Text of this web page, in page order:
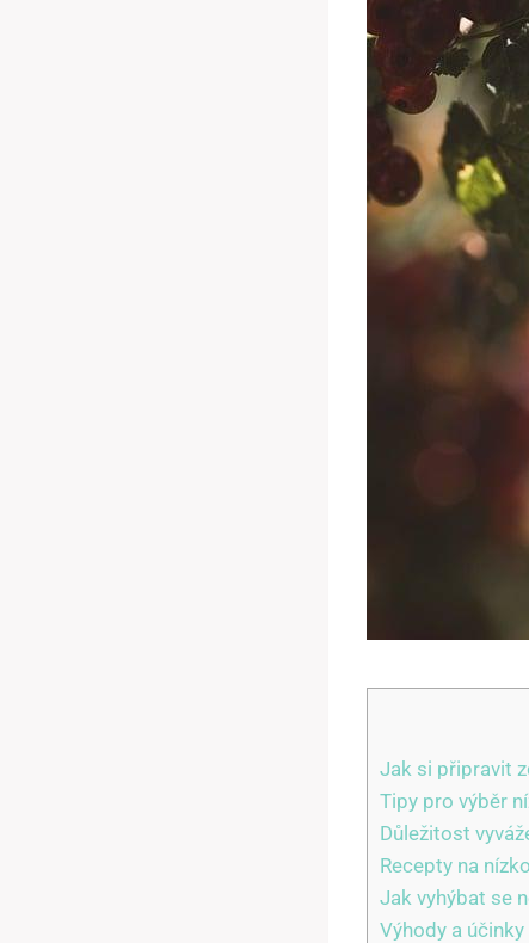
Jak si připravit
Tipy pro výběr
Důležitost
Recepty na
Jak vyhýbat se
Výhody a